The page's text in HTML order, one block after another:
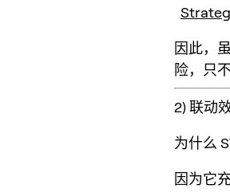
因此，
险，只
2) 联动
为什么
因为它